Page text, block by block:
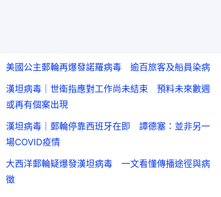
美國公主郵輪再爆發諾羅病毒 逾百旅客及船員染病
漢坦病毒｜世衛指應對工作尚未結束 預料未來數週
或再有個案出現
漢坦病毒｜郵輪停靠西班牙在即 譚德塞：並非另一
場COVID疫情
大西洋郵輪疑爆發漢坦病毒 一文看懂傳播途徑與病
徵